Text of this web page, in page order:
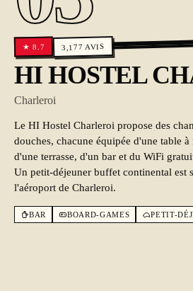
★8.7 3,177 AVIS
HI HOSTEL
Charleroi
Le HI Hostel Charleroi propose des
douches, chacune équipée d'une table
d'une terrasse, d'un bar et du WiFi
Un petit-déjeuner buffet continental est
l'aéroport de Charleroi.
BAR BOARD-GAMES PETIT-